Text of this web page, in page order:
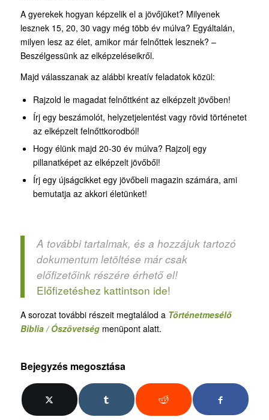
A gyerekek hogyan képzelik el a jövőjüket? Milyenek
lesznek 15, 20, 30 vagy még több év múlva? Egyáltalán,
milyen lesz az élet, amikor már felnőttek lesznek? –
Beszélgessünk az elképzeléseikről.
Majd válasszanak az alábbi kreatív feladatok közül:
Rajzold le magadat felnőttként az elképzelt jövőben!
Írj egy beszámolót, helyzetjelentést vagy rövid történetet
az elképzelt felnőttkorodból!
Hogy élünk majd 20-30 év múlva? Rajzolj egy
pillanatképet az elképzelt jövőből!
Írj egy újságcikket egy jövőbeli magazin számára, ami
bemutatja az akkori életünket!
A további tartalmak, és a hozzájuk tartozó
dokumentum letöltése már csak
előfizetőink részére érhető el!
Előfizetéshez kattintson ide!
A sorozat további részeit megtalálod a Történetmesélő
Biblia / Ószövetségmenüpont alatt.
Bejegyzés megosztása